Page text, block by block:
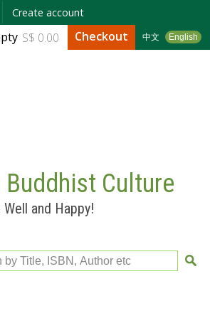
Skip to
Create account
中文 English
S$ 0.00 Checkout
Buddhist Culture
and Happy!
by Title, ISBN, Author etc